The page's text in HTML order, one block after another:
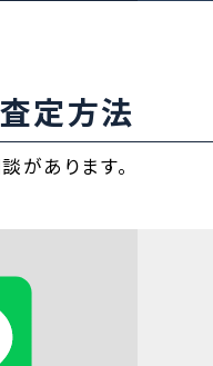
定方法
があります。